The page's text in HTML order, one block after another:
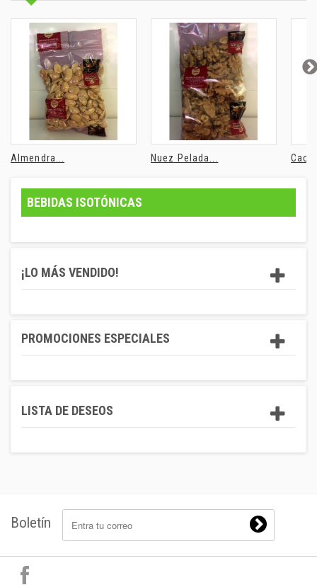
Almendra... Nuez Pelada...
BEBIDAS ISOTÓNICAS
¡LO MÁS VENDIDO!
PROMOCIONES ESPECIALES
LISTA DE DESEOS
Boletín